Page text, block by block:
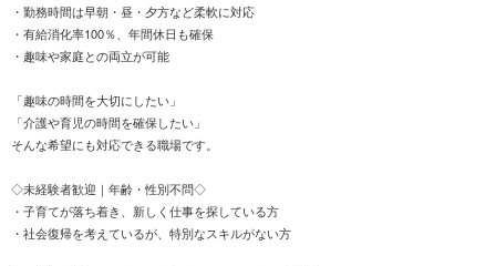
・勤務時間は早朝・昼・夕方など柔軟に対応
・有給消化率100％、年間休日も確保
・趣味や家庭との両立が可能
「趣味の時間を大切にしたい」
「介護や育児の時間を確保したい」
そんな希望にも対応できる職場です。
◇未経験者歓迎｜年齢・性別不問◇
・子育てが落ち着き、新しく仕事を探している方
・社会復帰を考えているが、特別なスキルがない方